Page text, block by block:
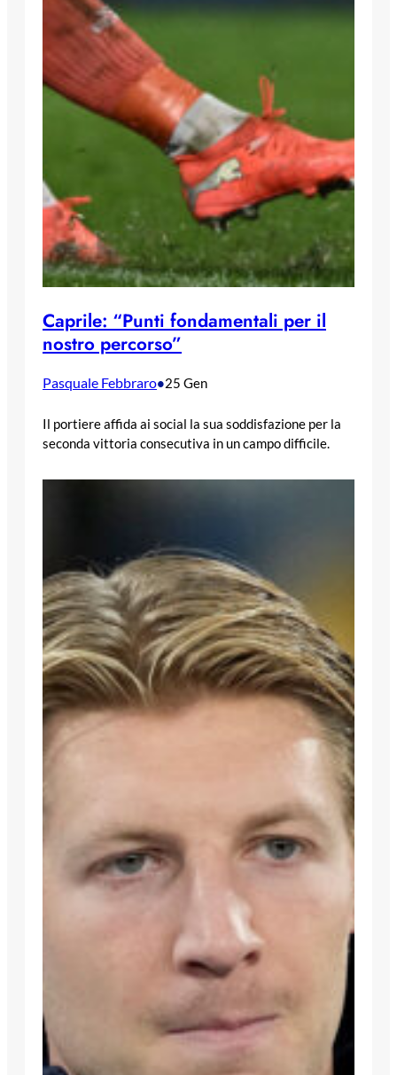
Caprile: “Punti fondamentali per il
nostro percorso”
Pasquale Febbraro•25 Gen
Il portiere affida ai social la sua soddisfazione per la
seconda vittoria consecutiva in un campo difficile.